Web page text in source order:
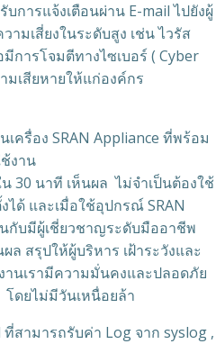
บการแจ้งเตือนผ่าน E-mail ไปยังผู้
มเสี่ยงในระดับสูง เช่น ไวรัส
การโจมตีทางไซเบอร์ ( Cyber
มเสียหายให้แก่องค์กร
ครื่อง SRAN Appliance ที่พร้อม
งาน
30 นาที เห็นผล ไม่จำเป็นต้องใช้
ด้ และเมื่อใช้อุปกรณ์ SRAN
กับมีผู้เชี่ยวชาญระดับมืออาชีพ
ล สรุปให้ผู้บริหาร เฝ้าระวังและ
นเรามีความมั่นคงและปลอดภัย
ดยไม่มีวันเหนื่อยล้า
สามารถรับค่า Log จาก syslog ,